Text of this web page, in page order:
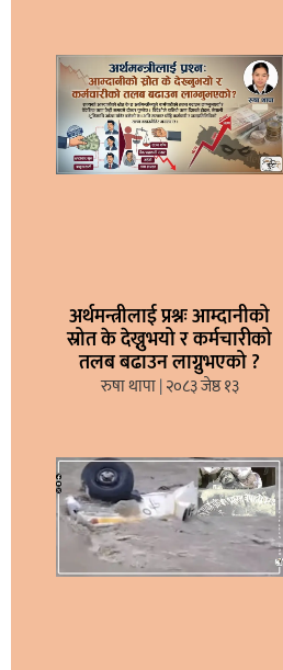
अर्थमन्त्रीलाई प्रश्नः आम्दानीको
स्रोत के देख्नुभयो र कर्मचारीको
तलब बढाउन लाग्नुभएको ?
रुषा थापा २०८३ जेष्ठ १३